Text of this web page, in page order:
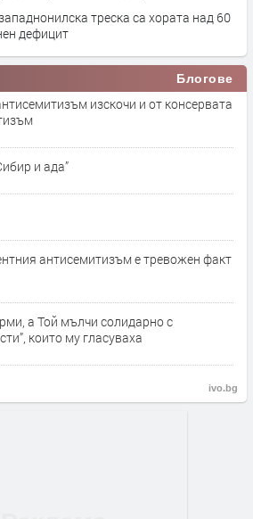
треска са хората над 60
дефицит
Блогове
изскочи и от консервата
и ада”
антисемитизъм е тревожен факт
а Той мълчи солидарно с
които му гласуваха
ivo.bg